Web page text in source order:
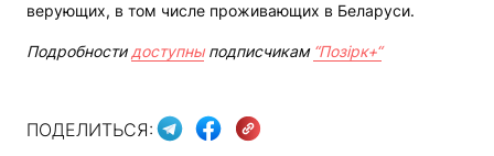
верующих, в том числе проживающих в Беларуси.
Подробности доступныподписчикам “Позірк+“
ПОДЕЛИТЬСЯ: